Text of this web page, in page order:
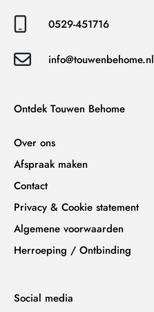
0529-451716
info@touwenbehome.nl
Ontdek Touwen Behome
Over ons
Afspraak maken
Contact
Privacy & Cookie statement
Algemene voorwaarden
Herroeping / Ontbinding
Social media